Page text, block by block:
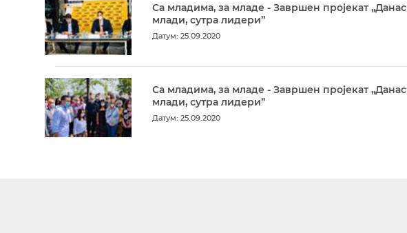
Са младима, за младе - Завршен пројекат „Данас
млади, сутра лидери”
Датум: 25.09.2020
Са младима, за младе - Завршен пројекат „Данас
млади, сутра лидери”
Датум: 25.09.2020